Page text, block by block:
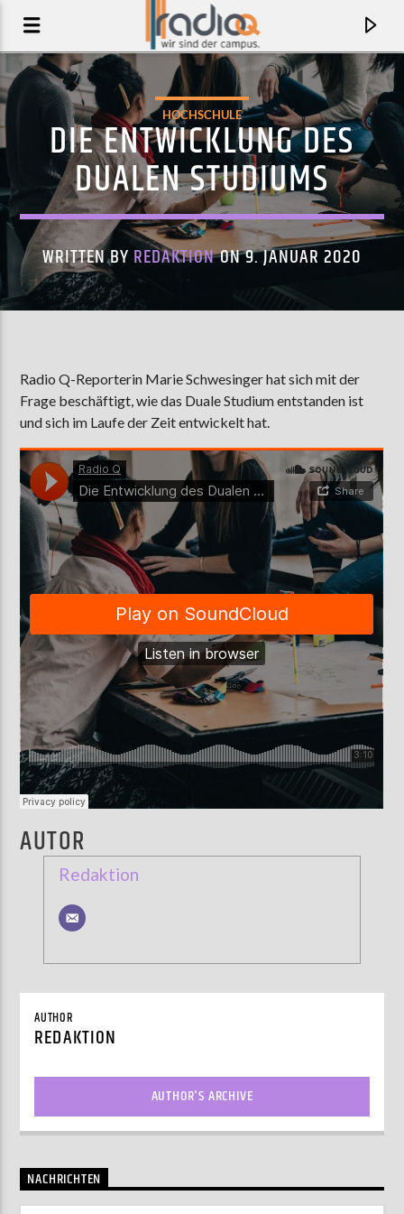
TOURNAMENT OF HEARTS
THE WEAKERTHANS
AKTUELLE SENDUNG
ABWASCH
18:00 19:00
ZU HÖREN INMünster90,9 MHz
HOCHSCHULE
DIE ENTWICKLUNG DES
DUALEN STUDIUMS
WRITTEN BY REDAKTIONON 9. JANUAR 2020
Radio Q-Reporterin Marie Schwesinger hat sich mit der
Frage beschäftigt, wie das Duale Studium entstanden ist
und sich im Laufe der Zeit entwickelt hat.
AUTOR
Redaktion
AUTHOR
REDAKTION
AUTHOR'S ARCHIVE
NACHRICHTEN